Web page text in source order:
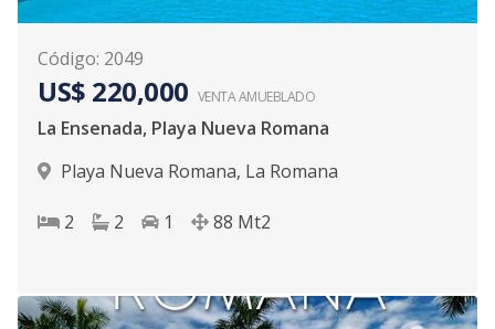
Código: 2049
US$ 220,000 VENTA AMUEBLADO
La Ensenada, Playa Nueva Romana
Playa Nueva Romana, La Romana
2 2 1 88 Mt2